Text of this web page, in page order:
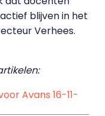
blijven in het
Verhees.
Avans 16-11-